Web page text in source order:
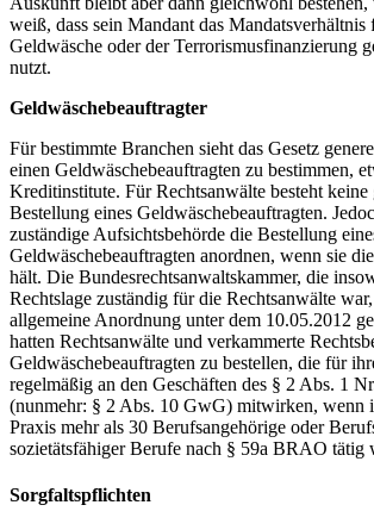
weiß, dass sein Mandant das
Geldwäsche oder der Terrorismusfinanzierung
nutzt.
Geldwäschebeauftragter
Für bestimmte Branchen sieht das Gesetz
einen Geldwäschebeauftragten zu bestimmen,
Kreditinstitute. Für Rechtsanwälte besteht
Bestellung eines Geldwäschebeauftragten.
zuständige Aufsichtsbehörde die Bestellung
Geldwäschebeauftragten anordnen, wenn sie
hält. Die Bundesrechtsanwaltskammer, die
Rechtslage zuständig für die Rechtsanwälte
allgemeine Anordnung unter dem 10.05.2012
hatten Rechtsanwälte und verkammerte
Geldwäschebeauftragten zu bestellen, die für
regelmäßig an den Geschäften des § 2 Abs. 1
(nunmehr: § 2 Abs. 10 GwG) mitwirken, wenn
Praxis mehr als 30 Berufsangehörige oder
sozietätsfähiger Berufe nach § 59a BRAO tätig
Sorgfaltspflichten